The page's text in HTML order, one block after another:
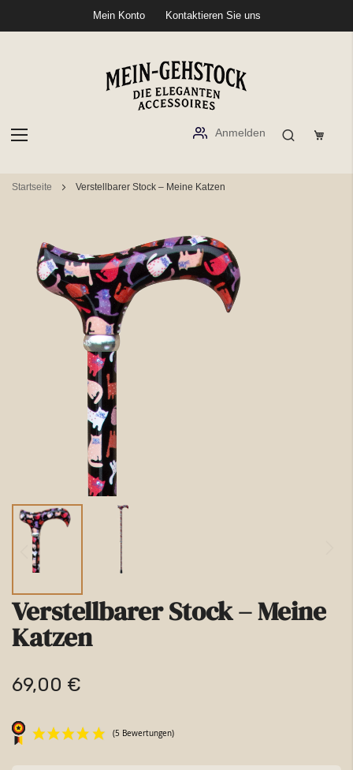
Mein Konto Kontaktieren Sie uns
Anmelden
Zum
Startseite Verstellbarer Stock – Meine Katzen
Ende
Bildgalerie
Zum
Anfang
Bildgalerie
Verstellbarer Stock – Meine
Katzen
69,00 €